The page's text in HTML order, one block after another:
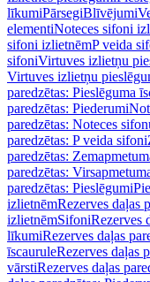
līkumiPārsegiBlīvējumi
elementiNoteces sifoni
sifoni izlietnēmP veida
sifoniVirtuves izlietņu
Virtuves izlietņu
paredzētas: Pieslēguma
paredzētas: Piederumi
paredzētas: Noteces
paredzētas: P veida sifoni
paredzētas:
paredzētas:
paredzētas: Pieslēgumi
izlietnēmRezerves daļas
izlietnēmSifoniRezerves
līkumiRezerves daļas
īscauruleRezerves daļas
vārstiRezerves daļas